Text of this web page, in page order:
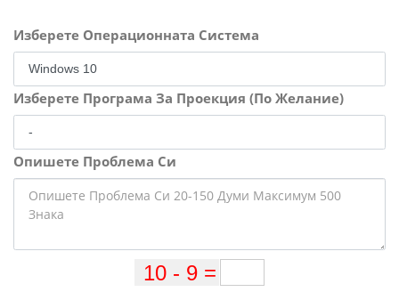
Изберете Операционната Система
Изберете Програма За Проекция (По Желание)
Опишете Проблема Си